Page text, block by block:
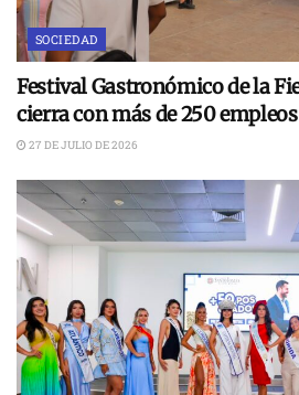
SOCIEDAD
Festival Gastronómico de la
cierra con más de 250
27 DE JULIO DE 2026